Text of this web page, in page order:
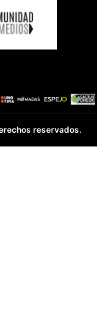
reservados.